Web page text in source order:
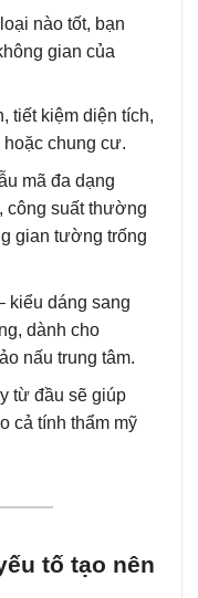
nào tốt, bạn
gian của
tiết kiệm diện tích,
chung cư.
mã đa dạng
công suất thường
gian tường trống
kiểu dáng sang
dành cho
nấu trung tâm.
từ đầu sẽ giúp
cả tính thẩm mỹ
tố tạo nên